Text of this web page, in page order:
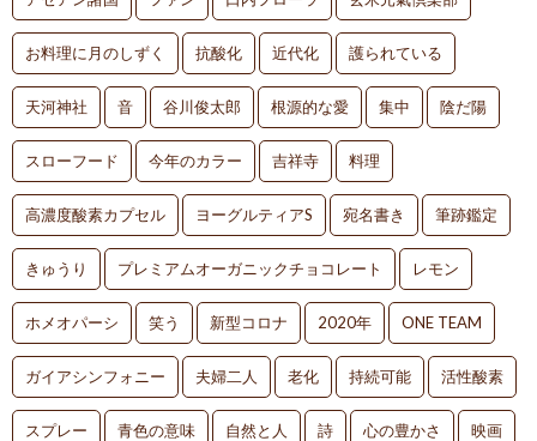
お料理に月のしずく 抗酸化 近代化 護られている
天河神社 音 谷川俊太郎 根源的な愛 集中 陰だ陽
スローフード 今年のカラー 吉祥寺 料理
高濃度酸素カプセル ヨーグルティアS 宛名書き 筆跡鑑定
きゅうり プレミアムオーガニックチョコレート レモン
ホメオパーシ 笑う 新型コロナ 2020年 ONE TEAM
ガイアシンフォニー 夫婦二人 老化 持続可能 活性酸素
スプレー 青色の意味 自然と人 詩 心の豊かさ 映画